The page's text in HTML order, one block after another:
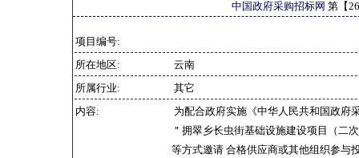
中国政府采购招标网 第【
项目编号:
所在地区:
云南
所属行业:
其它
内容:
为配合政府实施《中华人民共和国政府
＂拥翠乡长虫街基础设施建设项目（二
等方式邀请 合格供应商或其他组织参与